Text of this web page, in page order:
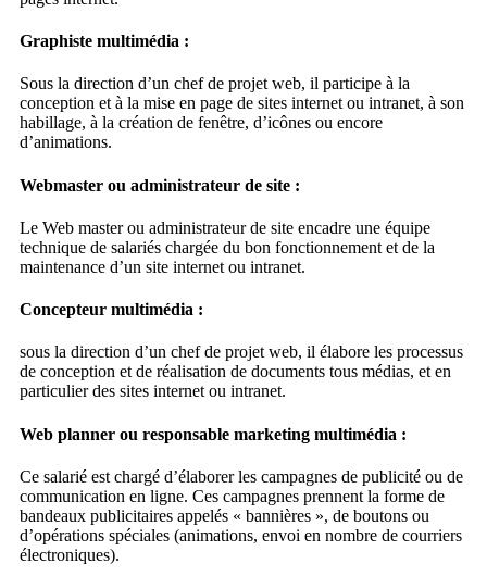
Graphiste multimédia :
Sous la direction d’un chef de projet web, il participe à la
conception et à la mise en page de sites internet ou intranet, à son
habillage, à la création de fenêtre, d’icônes ou encore
d’animations.
Webmaster ou administrateur de site :
Le Web master ou administrateur de site encadre une équipe
technique de salariés chargée du bon fonctionnement et de la
maintenance d’un site internet ou intranet.
Concepteur multimédia :
sous la direction d’un chef de projet web, il élabore les processus
de conception et de réalisation de documents tous médias, et en
particulier des sites internet ou intranet.
Web planner ou responsable marketing multimédia :
Ce salarié est chargé d’élaborer les campagnes de publicité ou de
communication en ligne. Ces campagnes prennent la forme de
bandeaux publicitaires appelés « bannières », de boutons ou
d’opérations spéciales (animations, envoi en nombre de courriers
électroniques).